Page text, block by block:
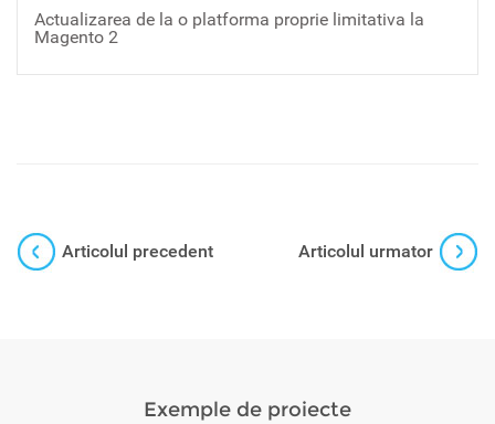
Actualizarea de la o platforma proprie limitativa la
Magento 2
Articolul precedent Articolul urmator
Exemple de proiecte